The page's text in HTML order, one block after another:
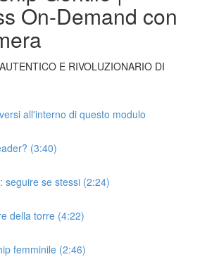
On-Demand con
E RIVOLUZIONARIO DI
all'interno di questo modulo
(3:40)
seguire se stessi (2:24)
della torre (4:22)
femminile (2:46)